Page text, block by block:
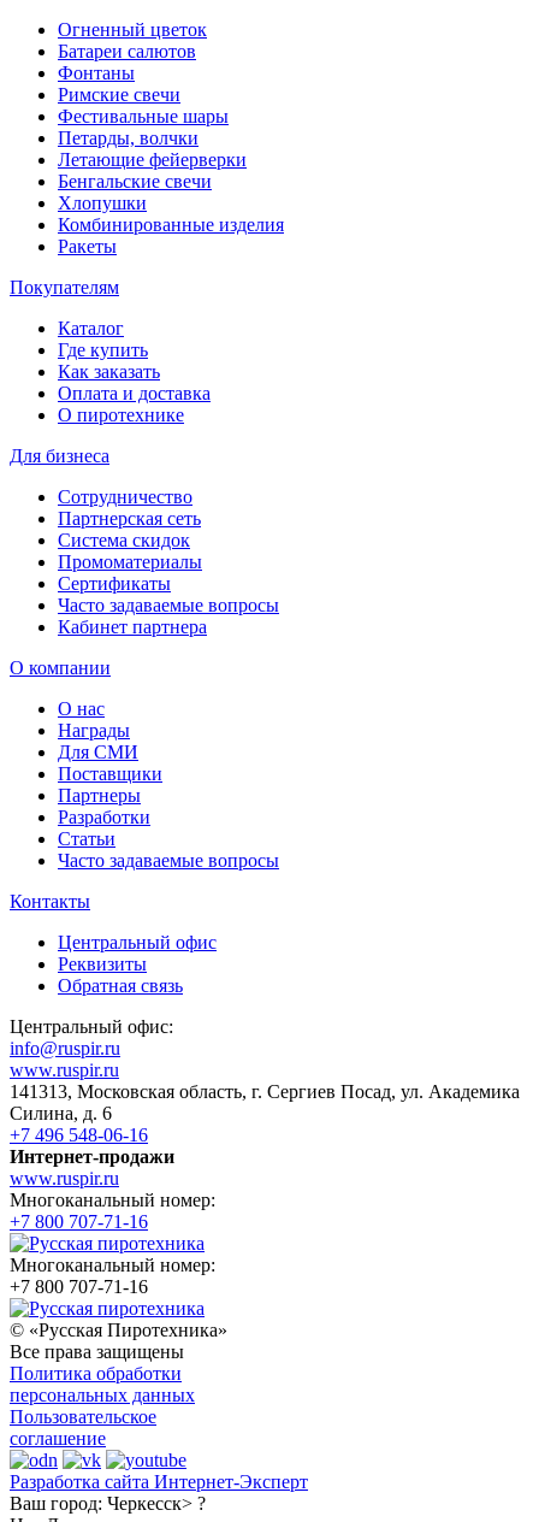
Огненный цветок
Батареи салютов
Фонтаны
Римские свечи
Фестивальные шары
Петарды, волчки
Летающие фейерверки
Бенгальские свечи
Хлопушки
Комбинированные изделия
Ракеты
Покупателям
Каталог
Где купить
Как заказать
Оплата и доставка
О пиротехнике
Для бизнеса
Сотрудничество
Партнерская сеть
Система скидок
Промоматериалы
Сертификаты
Часто задаваемые вопросы
Кабинет партнера
О компании
О нас
Награды
Для СМИ
Поставщики
Партнеры
Разработки
Статьи
Часто задаваемые вопросы
Контакты
Центральный офис
Реквизиты
Обратная связь
Центральный офис:
info@ruspir.ru
www.ruspir.ru
141313, Московская область, г. Сергиев Посад, ул. Академика
Силина, д. 6
+7 496 548-06-16
Интернет-продажи
www.ruspir.ru
Многоканальный номер:
+7 800 707-71-16
Многоканальный номер:
+7 800 707-71-16
© «Русская Пиротехника»
Все права защищены
Политика обработки
персональных данных
Пользовательское
соглашение
Разработка сайта Интернет-Эксперт
Ваш город: Черкесск> ?